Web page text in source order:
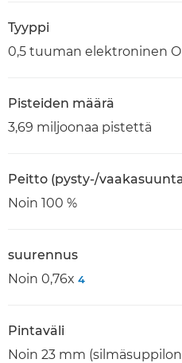
Tyyppi
0,5 tuuman elektroninen
Pisteiden määrä
3,69 miljoonaa pistettä
Peitto (pysty-/
Noin 100 %
suurennus
Noin 0,76x 4
Pintaväli
Noin 23 mm